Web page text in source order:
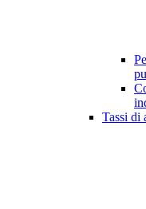
Tassi di